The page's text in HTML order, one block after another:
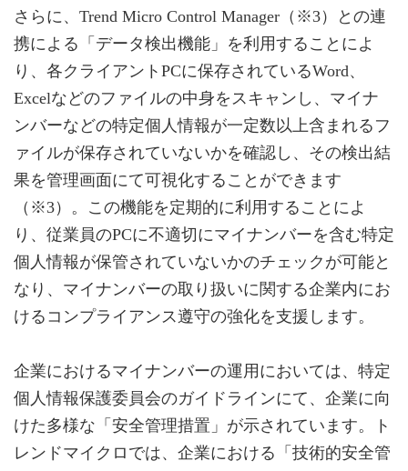
さらに、Trend Micro Control Manager（※3）との連
携による「データ検出機能」を利用することによ
り、各クライアントPCに保存されているWord、
Excelなどのファイルの中身をスキャンし、マイナ
ンバーなどの特定個人情報が一定数以上含まれるフ
ァイルが保存されていないかを確認し、その検出結
果を管理画面にて可視化することができます
（※3）。この機能を定期的に利用することによ
り、従業員のPCに不適切にマイナンバーを含む特定
個人情報が保管されていないかのチェックが可能と
なり、マイナンバーの取り扱いに関する企業内にお
けるコンプライアンス遵守の強化を支援します。
企業におけるマイナンバーの運用においては、特定
個人情報保護委員会のガイドラインにて、企業に向
けた多様な「安全管理措置」が示されています。ト
レンドマイクロでは、企業における「技術的安全管